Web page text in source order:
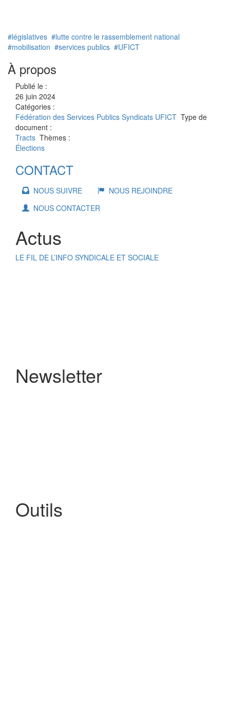
#législatives #lutte contre le rassemblement national
#mobilisation #services publics #UFICT
À propos
Publié le :
26 juin 2024
Catégories :
Fédération des Services Publics Syndicats UFICT Type de
document :
Tracts Thèmes :
Élections
CONTACT
NOUS SUIVRE
NOUS REJOINDRE
NOUS CONTACTER
Actus
LE FIL DE L’INFO SYNDICALE ET SOCIALE
Newsletter
Outils